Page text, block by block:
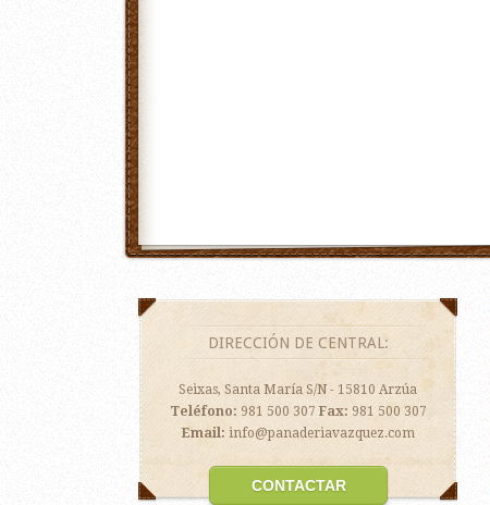
DIRECCIÓN DE CENTRAL:
Seixas, Santa María S/N - 15810 Arzúa
Teléfono: 981 500 307 Fax: 981 500 307
Email: info@panaderiavazquez.com
CONTACTAR